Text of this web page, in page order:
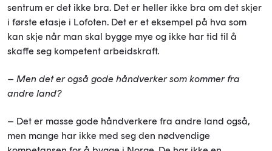
sentrum er det ikke bra. Det er heller ikke bra om det skjer
i første etasje i Lofoten. Det er et eksempel på hva som
kan skje når man skal bygge mye og ikke har tid til å
skaffe seg kompetent arbeidskraft.
– Men det er også gode håndverker som kommer fra
andre land?
– Det er masse gode håndverkere fra andre land også,
men mange har ikke med seg den nødvendige